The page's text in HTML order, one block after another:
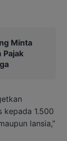
Minta
Pajak
kepada 1.500
lansia,”